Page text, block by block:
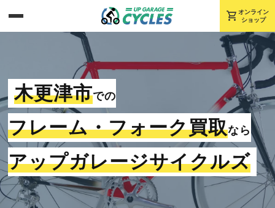
shopping_cart オンライン
ショップ
木更津市での
フレーム・フォーク買取なら
アップガレージサイクルズ